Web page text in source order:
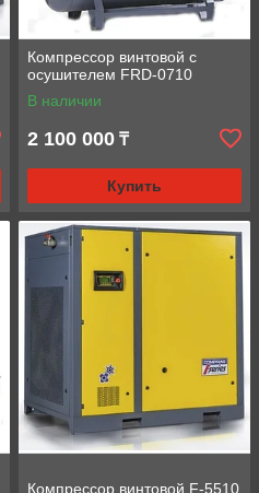
Компрессор винтовой с
осушителем FRD-0710
В наличии
2 100 000 ₸
Купить
Компрессор винтовой F-5510